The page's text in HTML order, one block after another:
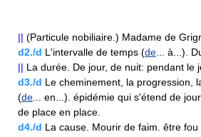
|| (Particule nobiliaire.) Madame de
d2./d L'intervalle de temps (de ... à...).
|| La durée. De jour, de nuit: pendant le
d3./d Le cheminement, la progression,
(de ... en...). épidémie qui s'étend de
de place en place.
d4./d La cause. Mourir de faim. être fou